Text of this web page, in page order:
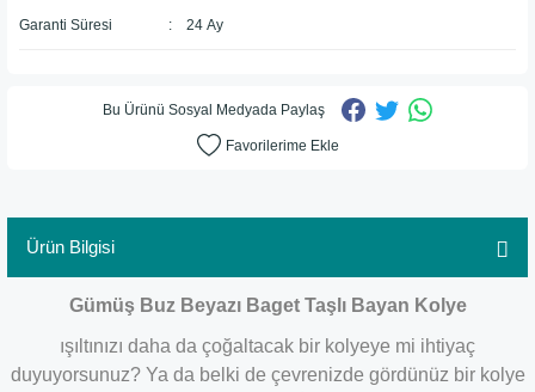
Garanti Süresi 24 Ay
Bu Ürünü Sosyal Medyada Paylaş
Ürün Bilgisi
Gümüş Buz Beyazı Baget Taşlı Bayan Kolye
ışıltınızı daha da çoğaltacak bir kolyeye mi ihtiyaç
duyuyorsunuz? Ya da belki de çevrenizde gördünüz bir kolye